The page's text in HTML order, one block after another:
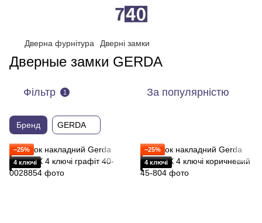
Дверна фурнітура Дверні замки
Дверные замки GERDA
Фільтр 1 За популярністю
Бренд GERDA
−25%
4 ключі
−25%
4 ключі